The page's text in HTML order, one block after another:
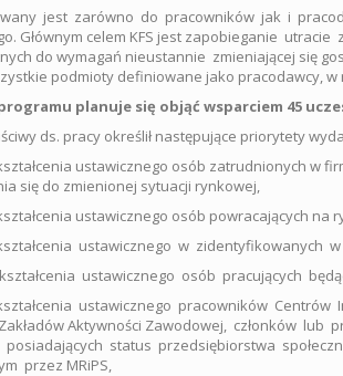
jest zarówno do pracowników jak i
Głównym celem KFS jest zapobieganie
do wymagań nieustannie zmieniającej się
podmioty definiowane jako
planuje się objąć wsparciem 45
ds. pracy określił następujące priorytety
ustawicznego osób zatrudnionych w
się do zmienionej sytuacji rynkowej,
ustawicznego osób powracających
ustawicznego w zidentyfikowanych
ustawicznego osób pracujących
ustawicznego pracowników Centrów
Aktywności Zawodowej, członków
posiadających status przedsiębiorstwa
przez MRiPS,